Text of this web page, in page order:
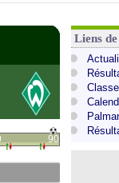
90
Liens